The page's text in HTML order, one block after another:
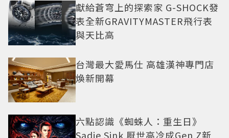
獻給蒼穹上的探索家 G-SHOCK發
表全新GRAVITYMASTER飛行表
與天比高
台灣最大愛馬仕 高雄漢神專門店
煥新開幕
六點認識《蜘蛛人：重生日》
Sadie Sink 厭世高冷成Gen Z新